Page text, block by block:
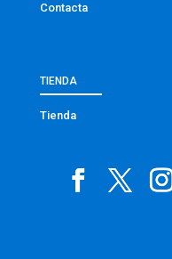
Contacta
TIENDA
Tienda